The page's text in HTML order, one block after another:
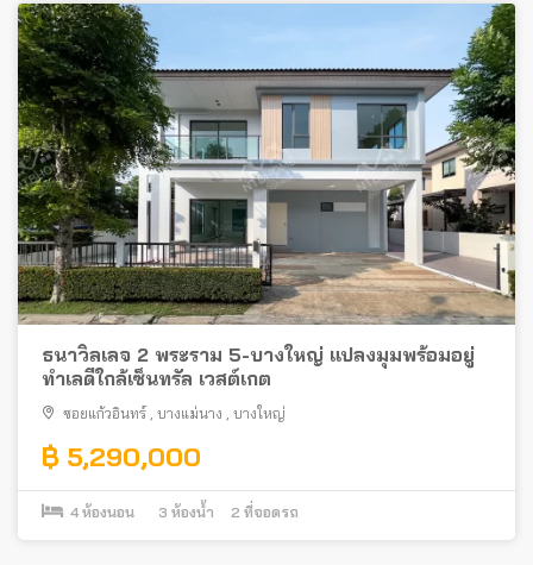
ธนาวิลเลจ 2 พระราม 5-บางใหญ่ แปลงมุมพร้อมอยู่
ทำเลดีใกล้เซ็นทรัล เวสต์เกต
ซอยแก้วอินทร์ , บางแม่นาง , บางใหญ่
฿ 5,290,000
4 ห้องนอน 3 ห้องน้ำ 2 ที่จอดรถ